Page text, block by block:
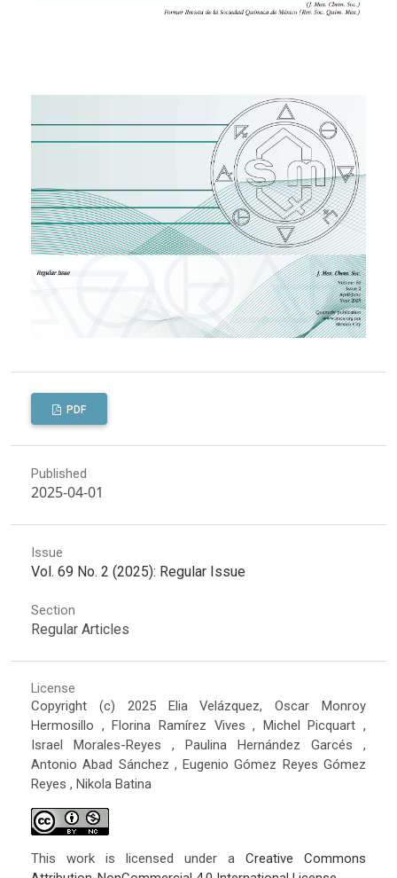
PDF
Published
2025-04-01
Issue
Vol. 69 No. 2 (2025): Regular Issue
Section
Regular Articles
License
Copyright (c) 2025 Elia Velázquez, Oscar Monroy
Hermosillo , Florina Ramírez Vives , Michel Picquart ,
Israel Morales-Reyes , Paulina Hernández Garcés ,
Antonio Abad Sánchez , Eugenio Gómez Reyes Gómez
Reyes , Nikola Batina
This work is licensed under aCreative Commons